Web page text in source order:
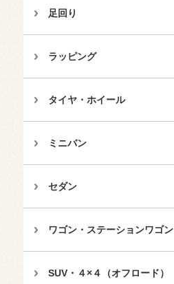
足回り
ラッピング
タイヤ・ホイール
ミニバン
セダン
ワゴン・ステーションワゴン
SUV・４×４（オフロード）